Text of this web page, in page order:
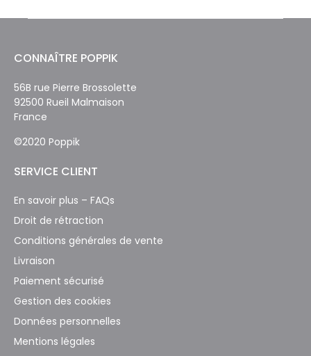
CONNAÎTRE POPPIK
56B rue Pierre Brossolette
92500 Rueil Malmaison
France
©2020 Poppik
SERVICE CLIENT
En savoir plus – FAQs
Droit de rétraction
Conditions générales de vente
Livraison
Paiement sécurisé
Gestion des cookies
Données personnelles
Mentions légales